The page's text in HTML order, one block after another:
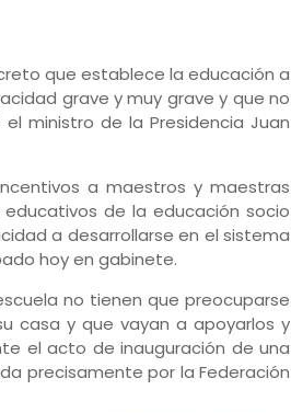
que establece la educación a
grave y muy grave y que no
ministro de la Presidencia Juan
a maestros y maestras
de la educación socio
a desarrollarse en el sistema
hoy en gabinete.
no tienen que preocuparse
casa y que vayan a apoyarlos y
el acto de inauguración de una
precisamente por la Federación